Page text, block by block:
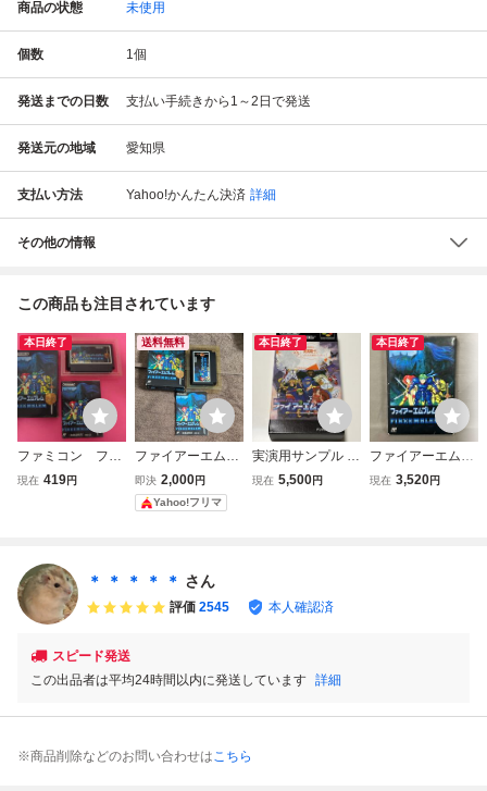
商品の状態 未使用
個数 1個
発送までの日数 支払い手続きから1～2日で発送
発送元の地域 愛知県
支払い方法 Yahoo!かんたん決済 詳細
その他の情報
この商品も注目されています
本日終了
ファミコン ファ
イアーエムブレム
現在 419円
送料無料
ファイアーエムブ
レム外伝★ファミ
コンソフト
即決 2,000円
Yahoo!フリマ
本日終了
実演用サンプル S
FC ファイアーエ
現在 5,500円
本日終了
ファイアーエムブ
レム外伝
現在 3,520円
＊ ＊ ＊ ＊ ＊ さん
評価 2545 本人確認済
スピード発送
この出品者は平均24時間以内に発送しています 詳細
※商品削除などのお問い合わせはこちら